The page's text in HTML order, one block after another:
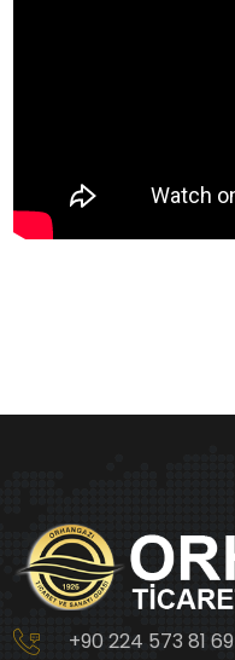
+90 224 573 81 69